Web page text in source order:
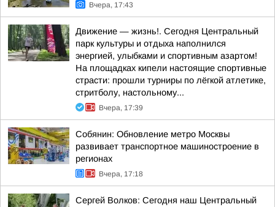
Вчера, 17:43
Движение — жизнь!. Сегодня Центральный
парк культуры и отдыха наполнился
энергией, улыбками и спортивным азартом!
На площадках кипели настоящие спортивные
страсти: прошли турниры по лёгкой атлетике,
стритболу, настольному...
Вчера, 17:39
Собянин: Обновление метро Москвы
развивает транспортное машиностроение в
регионах
Вчера, 17:18
Сергей Волков: Сегодня наш Центральный